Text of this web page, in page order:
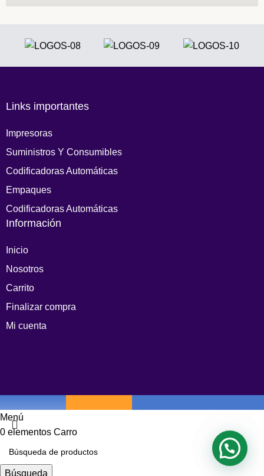
Links importantes
Impresoras
Suministros Y Consumibles
Codificadoras Automáticas
Empaques
Codificadoras Automáticas
Información
Inicio
Nosotros
Carrito
Finalizar compra
Mi cuenta
Búsqueda
Menú
0 elementos Carro